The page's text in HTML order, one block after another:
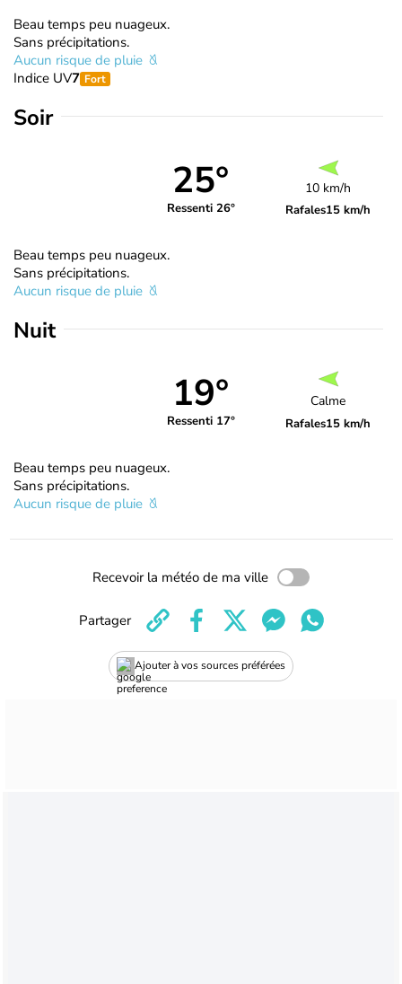
Beau temps peu nuageux.
Sans précipitations.
Aucun risque de pluie
Indice UV7 Fort
Soir
25°
Ressenti 26°
10 km/h
Rafales15 km/h
Beau temps peu nuageux.
Sans précipitations.
Aucun risque de pluie
Nuit
19°
Ressenti 17°
Calme
Rafales15 km/h
Beau temps peu nuageux.
Sans précipitations.
Aucun risque de pluie
Recevoir la météo de ma ville
Ajouter à vos sources préférées
Partager